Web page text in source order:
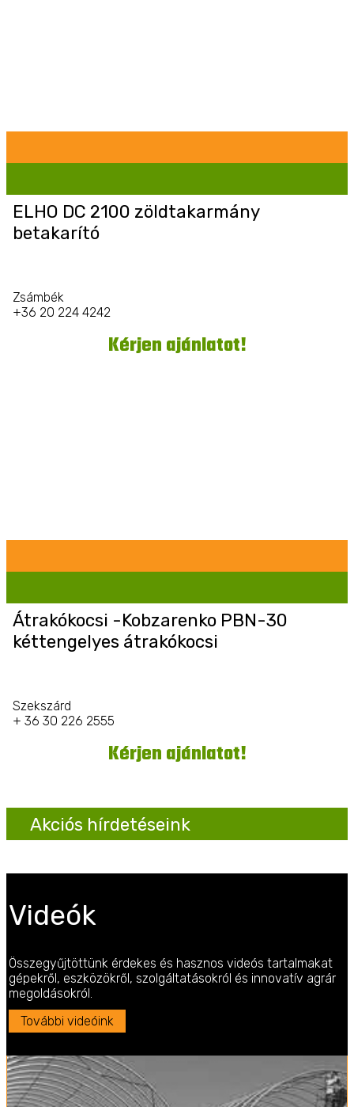
ELHO DC 2100 zöldtakarmány
betakarító
Zsámbék
+36 20 224 4242
Kérjen ajánlatot!
Átrakókocsi -Kobzarenko PBN-30
kéttengelyes átrakókocsi
Szekszárd
+ 36 30 226 2555
Kérjen ajánlatot!
Akciós hírdetéseink
Videók
Összegyűjtöttünk érdekes és hasznos videós tartalmakat
gépekről, eszközökről, szolgáltatásokról és innovatív agrár
megoldásokról.
További videóink